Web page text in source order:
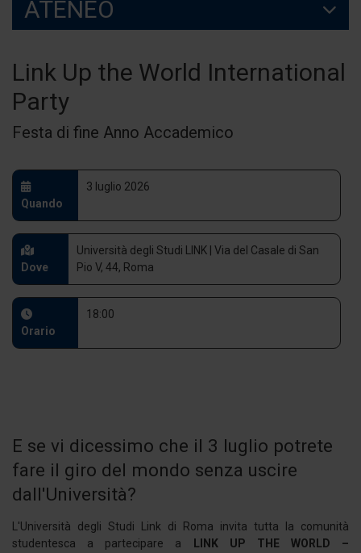
ATENEO
Link Up the World International
Party
Festa di fine Anno Accademico
Quando
3 luglio 2026
Dove
Università degli Studi LINK | Via del Casale di San
Pio V, 44, Roma
Orario
18:00
E se vi dicessimo che il 3 luglio potrete
fare il giro del mondo senza uscire
dall'Università?
L'Università degli Studi Link di Roma invita tutta la comunità
studentesca a partecipare a
LINK UP THE WORLD –